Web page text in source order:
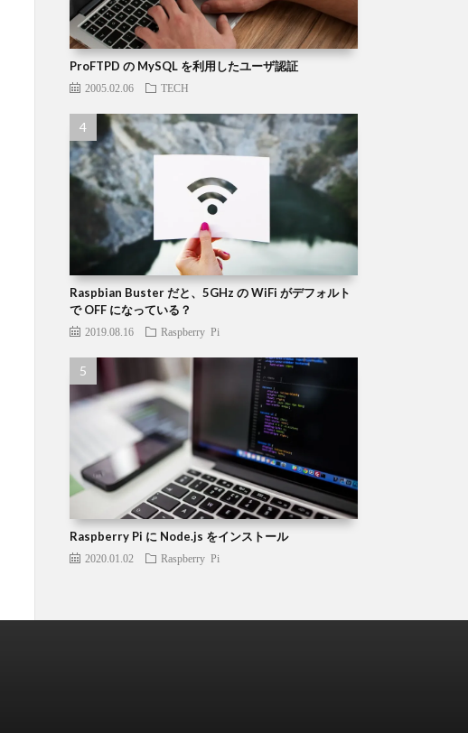
ProFTPD の MySQL を利用したユーザ認証
2005.02.06 TECH
Raspbian Buster だと、5GHz の WiFi がデフォルト
で OFF になっている？
2019.08.16 Raspberry Pi
Raspberry Pi に Node.js をインストール
2020.01.02 Raspberry Pi